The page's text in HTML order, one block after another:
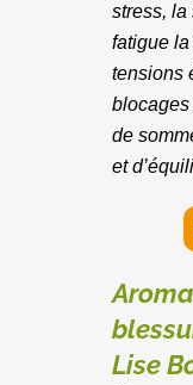
stress, la
fatigue la
tensions
de
et
Lise